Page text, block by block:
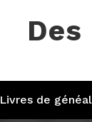
Livres de